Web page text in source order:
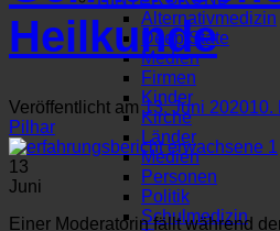
Alternativmedizin
Deep State
Medien
Firmen
Kinder
Kirche
Länder
Medien
Personen
Politik
Schulmedizin
Heilkunde
Veröffentlicht am13. Juni 202010.
Pilhar
13
Juni
Einer Moderatorin fällt während